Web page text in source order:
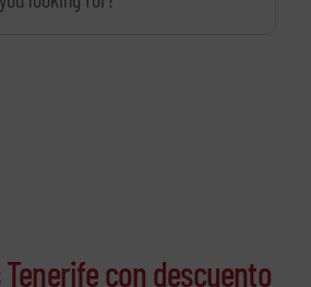
con descuento